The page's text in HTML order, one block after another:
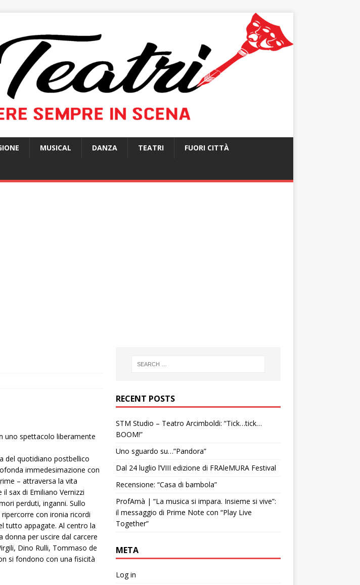
MUSICAL DANZA TEATRI FUORI CITTÀ
uno spettacolo liberamente
del quotidiano postbellico
immedesimazione con
– attraversa la vita
sax di Emiliano Vernizzi
perduti, inganni. Sullo
con ironia ricordi
tutto appagate. Al centro la
donna per uscire dal carcere
Dino Rulli, Tommaso de
si fondono con una fisicità
RECENT POSTS
STM Studio – Teatro Arcimboldi: “Tick…tick…
BOOM!”
Uno sguardo su…”Pandora”
Dal 24 luglio l’VIII edizione di FRAleMURA Festival
Recensione: “Casa di bambola”
ProfAmà | “La musica si impara. Insieme si vive”:
il messaggio di Prime Note con “Play Live
Together”
META
Log in